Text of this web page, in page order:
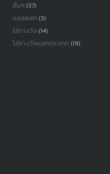
อื่นๆ (37)
เนมเพลท (3)
โล่รางวัล (14)
โล่รางวัลเเยกประเภท (19)